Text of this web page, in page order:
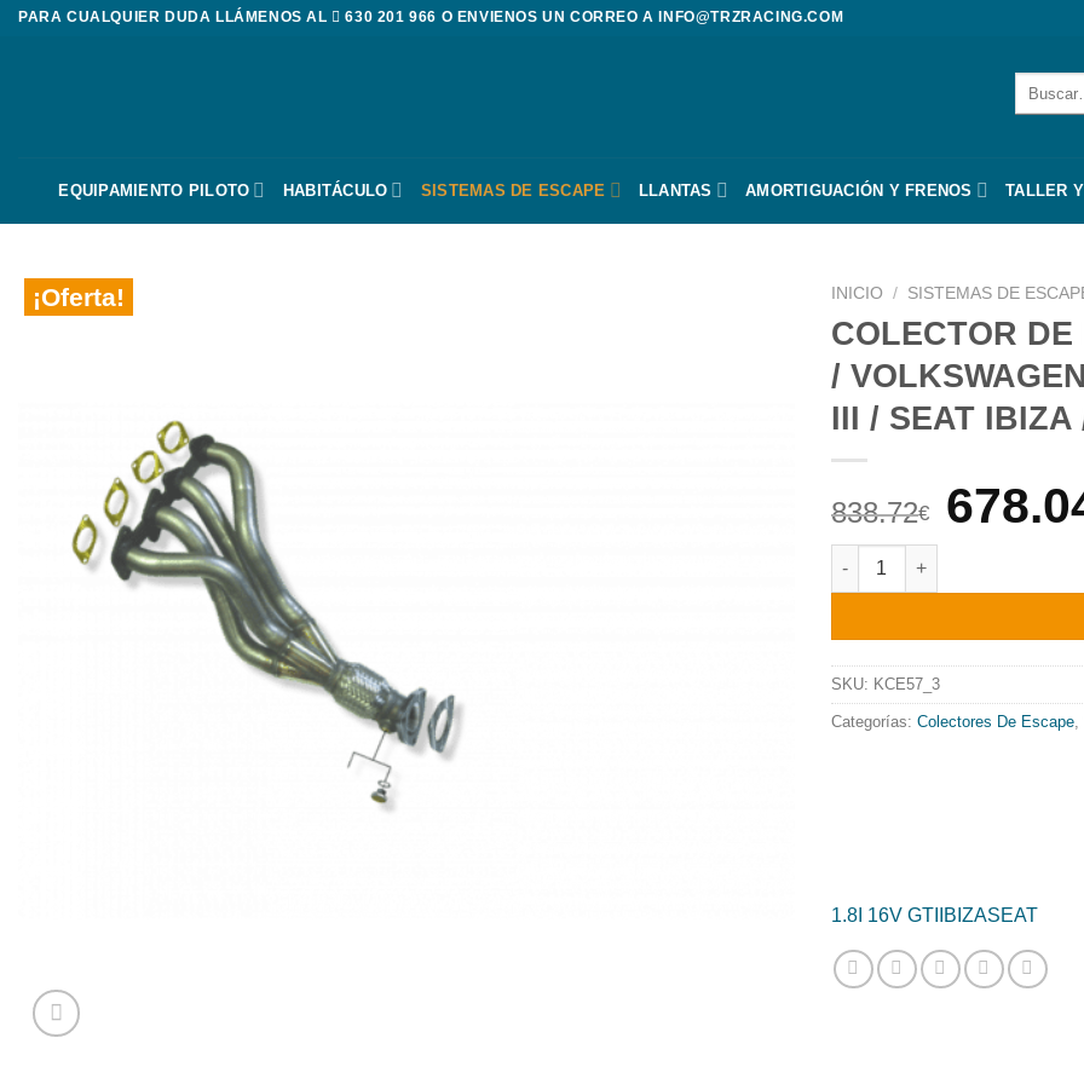
Saltar
PARA CUALQUIER DUDA LLÁMENOS AL 630 201 966 O ENVIENOS UN CORREO A INFO@TRZRACING.COM
EQUIPAMIENTO PILOTO HABITÁCULO SISTEMAS DE ESCAPE LLANTAS AMORTIGUACIÓN Y FRENOS TALLER
¡Oferta! INICIO / SISTEMAS DE
COLECTOR
/
III / SEAT IBIZA
838.72€
El
era:
COLECTOR DE ESCAPE
SKU: KCE57_3
Categorías: Colectores De Escape
1.8I 16V GTI IBIZASEAT